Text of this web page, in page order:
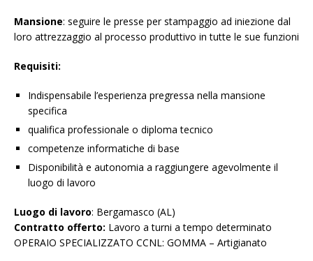
Mansione: seguire le presse per stampaggio ad iniezione dal
loro attrezzaggio al processo produttivo in tutte le sue funzioni
Requisiti:
Indispensabile l’esperienza pregressa nella mansione
specifica
qualifica professionale o diploma tecnico
competenze informatiche di base
Disponibilità e autonomia a raggiungere agevolmente il
luogo di lavoro
Luogo di lavoro: Bergamasco (AL)
Contratto offerto: Lavoro a turni a tempo determinato
OPERAIO SPECIALIZZATO CCNL: GOMMA – Artigianato